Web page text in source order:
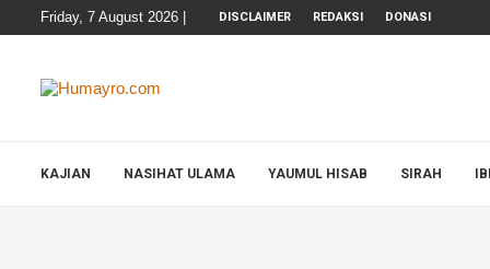
Friday, 7 August 2026 | DISCLAIMER REDAKSI DONASI
KAJIAN NASIHAT ULAMA YAUMUL HISAB SIRAH